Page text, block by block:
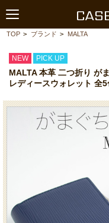
TOP > ブランド > MALTA
NEW PICK UP
MALTA 本革 二つ折り が
レディースウォレット 全5